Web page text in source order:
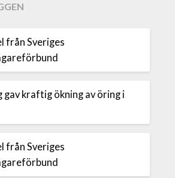
från Sveriges
gav kraftig ökning av öring i
från Sveriges